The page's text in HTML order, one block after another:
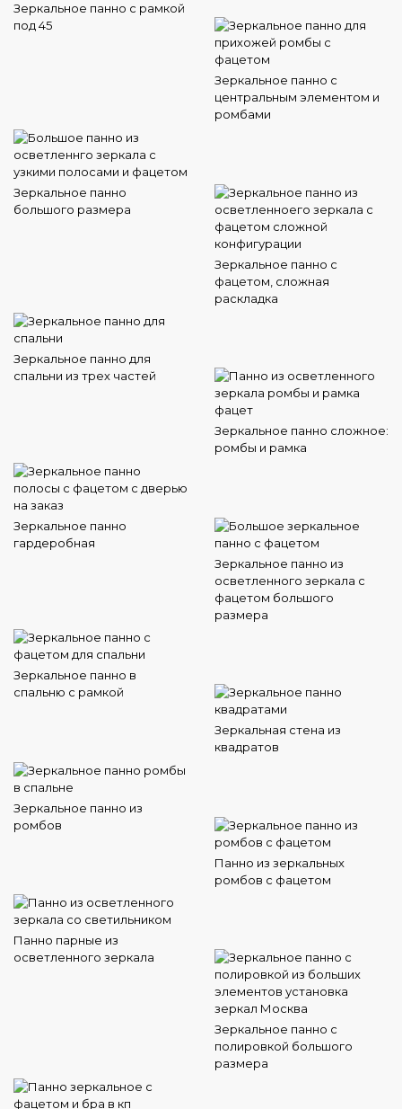
Зеркальное панно с рамкой
под 45
Зеркальное панно с
центральным элементом и
ромбами
Зеркальное панно
большого размера
Зеркальное панно с
фацетом, сложная
раскладка
Зеркальное панно для
спальни из трех частей
Зеркальное панно сложное:
ромбы и рамка
Зеркальное панно
гардеробная
Зеркальное панно из
осветленного зеркала с
фацетом большого
размера
Зеркальное панно в
спальню с рамкой
Зеркальная стена из
квадратов
Зеркальное панно из
ромбов
Панно из зеркальных
ромбов с фацетом
Панно парные из
осветленного зеркала
Зеркальное панно с
полировкой большого
размера